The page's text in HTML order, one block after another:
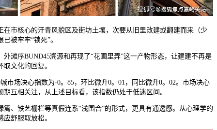
核心的汗青风貌区及街坊土壤，次要从旧里改建或翻建而来（少
被牢牢“锁死”。
序BUND45溯源和再现了“花圃里弄”这一产物形态，让建建不再是
文化的回复。
场决心指数为-0。85，环比微升0。01，同比微升0。02。市场决心
互相关注，从上述目标看，该指数仍处于低迷区间。
铁艺栅栏等真假连系“浅围合”的形式，更具有通透感。从心理学的
舒服取放松。